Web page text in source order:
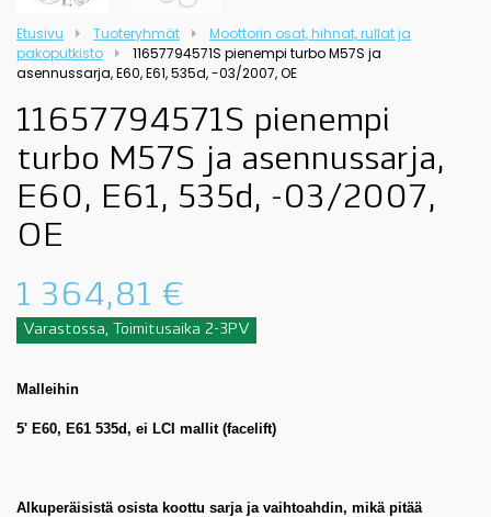
Etusivu Tuoteryhmät
Moottorin osat, hihnat, rullat ja
pakoputkisto
11657794571S pienempi turbo M57S ja
asennussarja, E60, E61, 535d, -03/2007, OE
11657794571S pienempi
turbo M57S ja asennussarja,
E60, E61, 535d, -03/2007,
OE
1 364,81 €
Varastossa, Toimitusaika 2-3PV
Malleihin
5' E60, E61 535d, ei LCI mallit (facelift)
Alkuperäisistä osista koottu sarja ja vaihtoahdin, mikä pitää